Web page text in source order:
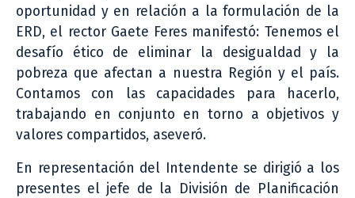
oportunidad y en relación a la formulación de la
ERD, el rector Gaete Feres manifestó: Tenemos el
desafío ético de eliminar la desigualdad y la
pobreza que afectan a nuestra Región y el país.
Contamos con las capacidades para hacerlo,
trabajando en conjunto en torno a objetivos y
valores compartidos, aseveró.
En representación del Intendente se dirigió a los
presentes el jefe de la División de Planificación